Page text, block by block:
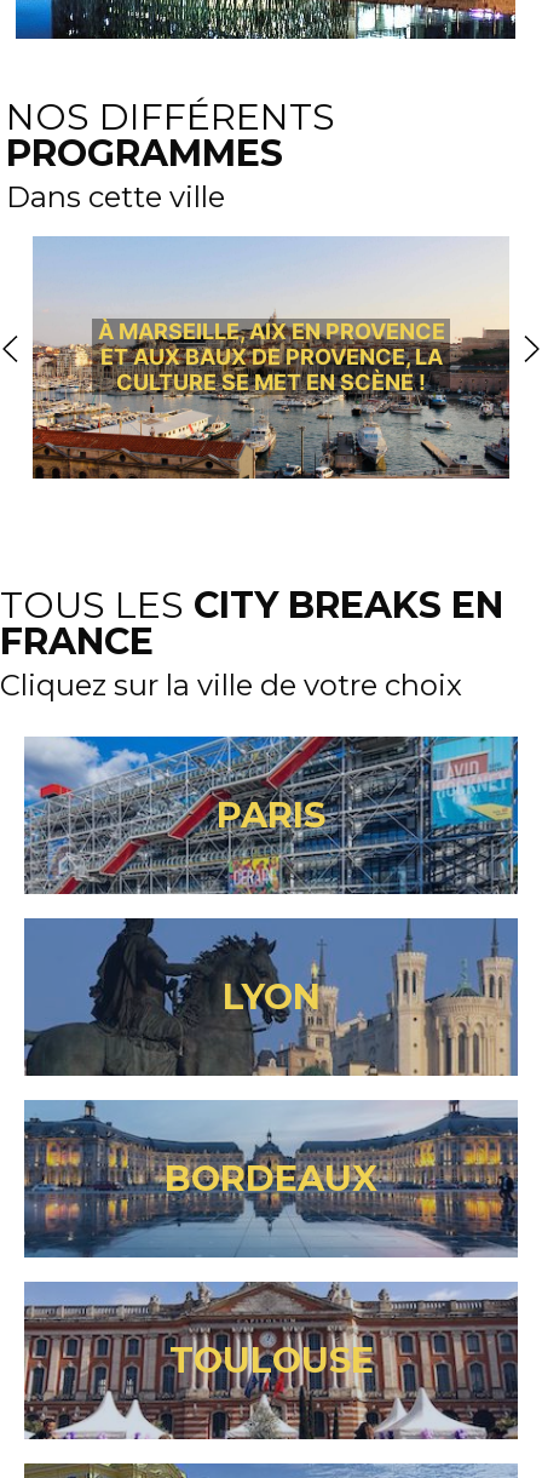
NOS DIFFÉRENTS
PROGRAMMES
Dans cette ville
À MARSEILLE, AIX EN PROVENCE
ET AUX BAUX DE PROVENCE, LA
CULTURE SE MET EN SCÈNE !
TOUS LES CITY BREAKS EN
FRANCE
Cliquez sur la ville de votre choix
PARIS
LYON
BORDEAUX
TOULOUSE